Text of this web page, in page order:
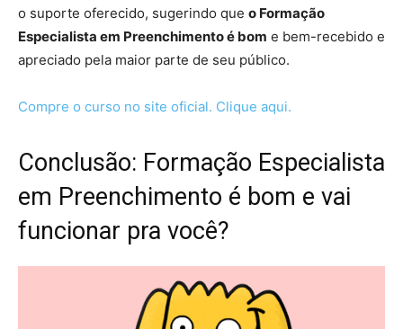
o suporte oferecido, sugerindo que o Formação
Especialista em Preenchimento é bom e bem-recebido e
apreciado pela maior parte de seu público.
Compre o curso no site oficial. Clique aqui.
Conclusão: Formação Especialista
em Preenchimento é bom e vai
funcionar pra você?